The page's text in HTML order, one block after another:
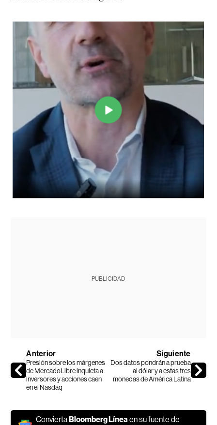
PUBLICIDAD
Anterior
Presión sobre los márgenes
de MercadoLibre inquieta a
inversores y acciones caen
en el Nasdaq
Siguiente
Dos datos pondrán a prueba
al dólar y a estas tres
monedas de América Latina
ConviertaBloomberg Línea en su fuente de